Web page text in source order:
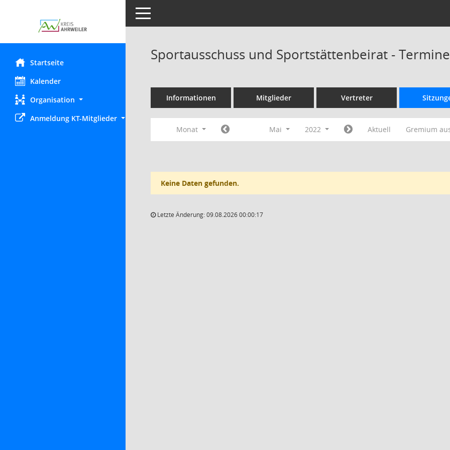
Startseite
Kalender
Organisation
Anmeldung KT-Mitglieder
Toggle navigation
Sportausschuss und Sportstättenbeirat -
Informationen Mitglieder Vertreter
Monat Mai 2022 Aktuell Gremium
Keine Daten gefunden.
Letzte Änderung: 09.08.2026 00:00:17